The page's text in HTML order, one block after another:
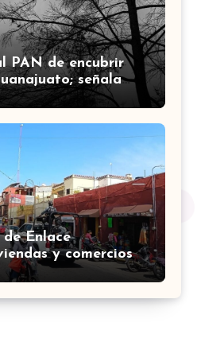
PAN de encubrir
señala
en Apaseo el
Enlace
y comercios